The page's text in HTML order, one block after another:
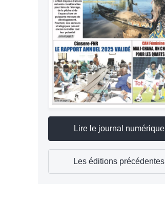
Lire le journal numérique
Les éditions précédentes